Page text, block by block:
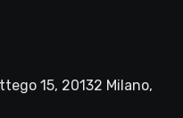
15, 20132 Milano,